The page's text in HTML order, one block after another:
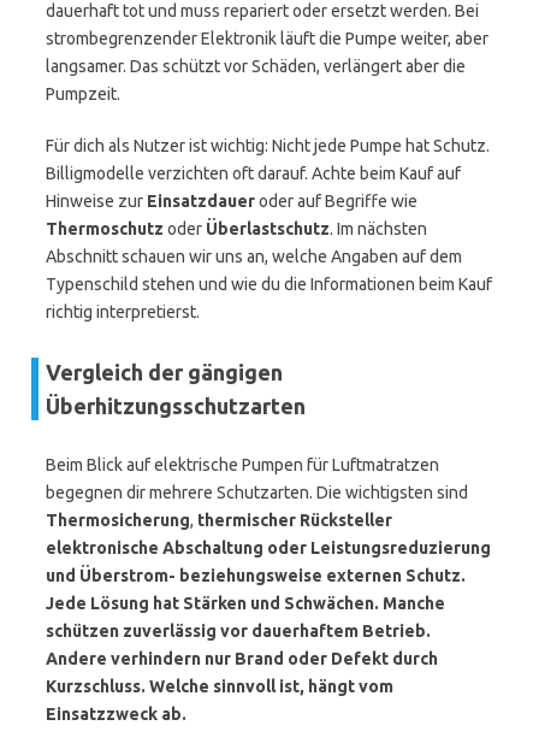
dauerhaft tot und muss repariert oder ersetzt werden. Bei
strombegrenzender Elektronik läuft die Pumpe weiter, aber
langsamer. Das schützt vor Schäden, verlängert aber die
Pumpzeit.
Für dich als Nutzer ist wichtig: Nicht jede Pumpe hat Schutz.
Billigmodelle verzichten oft darauf. Achte beim Kauf auf
Hinweise zur Einsatzdaueroder auf Begriffe wie
Thermoschutz oder Überlastschutz. Im nächsten
Abschnitt schauen wir uns an, welche Angaben auf dem
Typenschild stehen und wie du die Informationen beim Kauf
richtig interpretierst.
Vergleich der gängigen
Überhitzungsschutzarten
Beim Blick auf elektrische Pumpen für Luftmatratzen
begegnen dir mehrere Schutzarten. Die wichtigsten sind
Thermosicherung, thermischer Rücksteller
elektronische Abschaltung oder Leistungsreduzierung
und Überstrom- beziehungsweise externen Schutz.
Jede Lösung hat Stärken und Schwächen. Manche
schützen zuverlässig vor dauerhaftem Betrieb.
Andere verhindern nur Brand oder Defekt durch
Kurzschluss. Welche sinnvoll ist, hängt vom
Einsatzzweck ab.